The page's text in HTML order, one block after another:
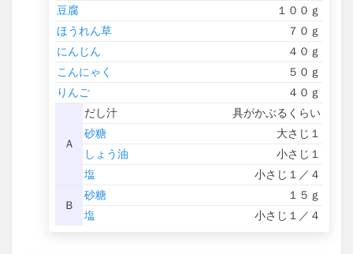
豆腐
１００ｇ
ほうれん草
７０ｇ
にんじん
４０ｇ
こんにゃく
５０ｇ
りんご
４０ｇ
Ａ
だし汁
具がかぶるくらい
砂糖
大さじ１
しょう油
小さじ１
塩
小さじ１／４
Ｂ
砂糖
１５ｇ
塩
小さじ１／４